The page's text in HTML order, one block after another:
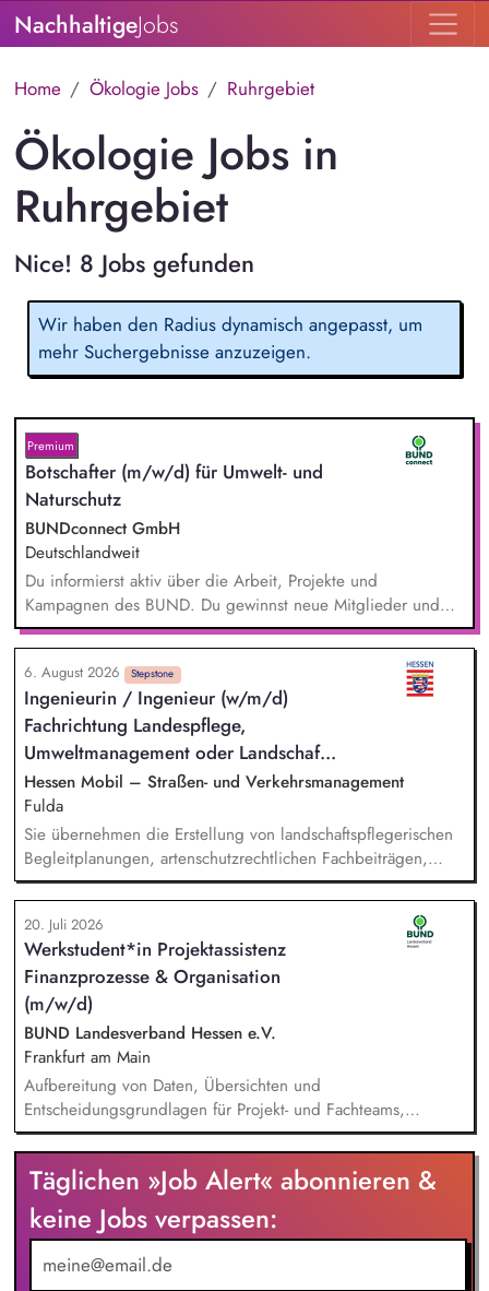
NachhaltigeJobs
Home Ökologie Jobs Ruhrgebiet
Ökologie Jobs in
Ruhrgebiet
Nice! 8 Jobs gefunden
Wir haben den Radius dynamisch angepasst, um
mehr Suchergebnisse anzuzeigen.
Premium
Botschafter (m/w/d) für Umwelt- und
Naturschutz
BUNDconnect GmbH
Deutschlandweit
Du informierst aktiv über die Arbeit, Projekte und
Kampagnen des BUND. Du gewinnst neue Mitglieder und
stärkst damit langfristig den Umwelt- und Naturschutz. Du
beantwortest Fragen zu Umwelt-, Arten- und Klimaschutz nach
bestem Wissen und Gewissen. Du unterstützt Kampagnen
und Aktionen, beispielsweise durch das Sammeln von
Unterschriften für Petitionen.
6. August 2026 Stepstone
Ingenieurin / Ingenieur (w/m/d)
Fachrichtung Landespflege,
Umweltmanagement oder Landschaf...
Hessen Mobil – Straßen- und Verkehrsmanagement
Fulda
Sie übernehmen die Erstellung von landschaftspflegerischen
Begleitplanungen, artenschutzrechtlichen Fachbeiträgen,
FFH-Verträglichkeitsprüfungen. Die Vergabe und Steuerung
von landschaftspflegerischen Begleitplanungen (LBP),
artenschutzrechtlichen Fachbeiträgen, FFH-
Verträglichkeitsprüfungen sowie Ausführungsplänen (LAP)
gehören ebenfalls zu Ihren Aufgaben. Darüber hinaus sind
Sie verantwortlich für die ökologische Baubegleitung für
Straßenbauvorhaben und Radwege. Sie sind verantwortlich
für die Erstellung von landschaftspflegerischen
Ausführungsplänen für Bepflanzung, Biotopgestaltung und
Artenschutzmaßnahmen.
20. Juli 2026
Werkstudent*in Projektassistenz
Finanzprozesse & Organisation
(m/w/d)
BUND Landesverband Hessen e.V.
Frankfurt am Main
Aufbereitung von Daten, Übersichten und
Entscheidungsgrundlagen für Projekt- und Fachteams,
Mitarbeit an organisatorischen Konzepten, Abläufen und
Arbeitsdokumenten, Unterstützung im Projektmanagement (z.
B. Protokolle, Aufgabenverfolgung, Terminvorbereitung),
Recherchen zu organisatorischen und finanzbezogenen
Fragestellungen, Pflege und Strukturierung von Projekt- und
Organisationsdokumentationen, allgemeine unterstützende
Tätigkeiten im Bereich Finanzverwaltung und Organisation.
Täglichen »Job Alert« abonnieren &
keine Jobs verpassen: